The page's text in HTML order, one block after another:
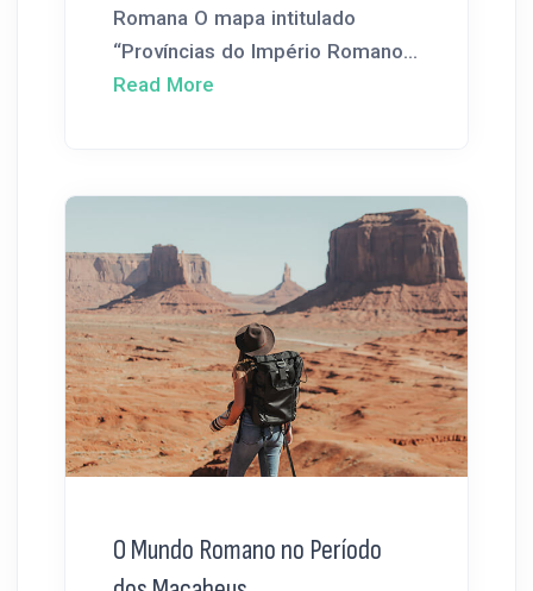
Romana O mapa intitulado
“Províncias do Império Romano...
Read More
O Mundo Romano no Período